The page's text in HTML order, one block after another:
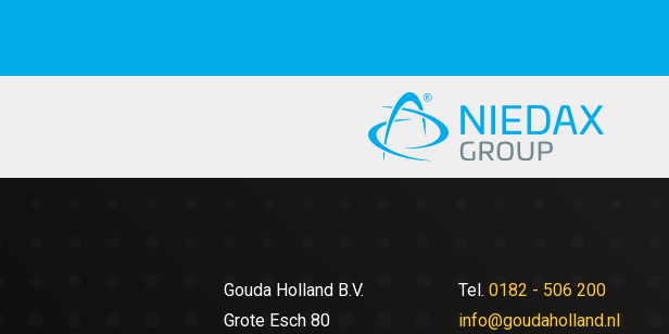
Gouda Holland B.V.
Grote Esch 80
Tel. 0182 - 506 200
info@goudaholland.nl